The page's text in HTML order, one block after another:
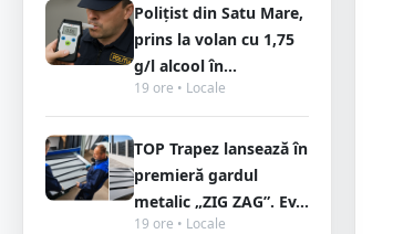
Polițist din Satu Mare,
prins la volan cu 1,75
g/l alcool în...
19 ore • Locale
TOP Trapez lansează în
premieră gardul
metalic „ZIG ZAG”. Ev...
19 ore • Locale